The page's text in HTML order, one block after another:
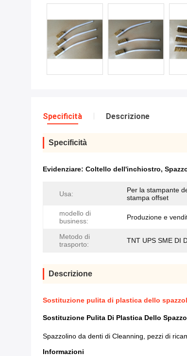
Specificità Descrizione
Specificità
Evidenziare: Coltello dell'inchiostro,
Usa:
Per la stampante
stampa offset
modello di
business:
Produzione e
Metodo di
trasporto:
TNT UPS SME DI
Descrizione
Sostituzione pulita di plastica dello
Sostituzione Pulita Di Plastica Dello
Spazzolino da denti di Cleanning, pezzi di
Informazioni